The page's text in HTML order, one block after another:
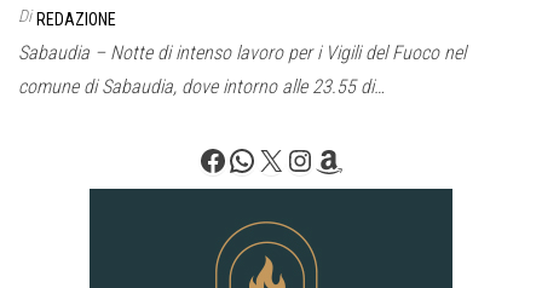
Di REDAZIONE
Sabaudia – Notte di intenso lavoro per i Vigili del Fuoco nel
comune di Sabaudia, dove intorno alle 23.55 di…
Facebook
WhatsApp
X Instagram
Amazon